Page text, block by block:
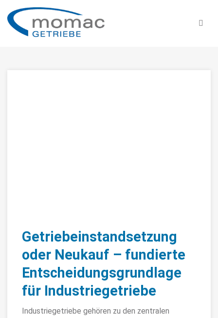
Getriebeinstandsetzung
oder Neukauf – fundierte
Entscheidungsgrundlage
für Industriegetriebe
Industriegetriebe gehören zu den zentralen